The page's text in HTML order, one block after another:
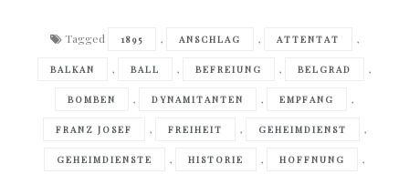
Tagged 1895 , ANSCHLAG , ATTENTAT ,
BALKAN , BALL , BEFREIUNG , BELGRAD ,
BOMBEN , DYNAMITANTEN , EMPFANG ,
FRANZ JOSEF , FREIHEIT , GEHEIMDIENST ,
GEHEIMDIENSTE , HISTORIE , HOFFNUNG ,